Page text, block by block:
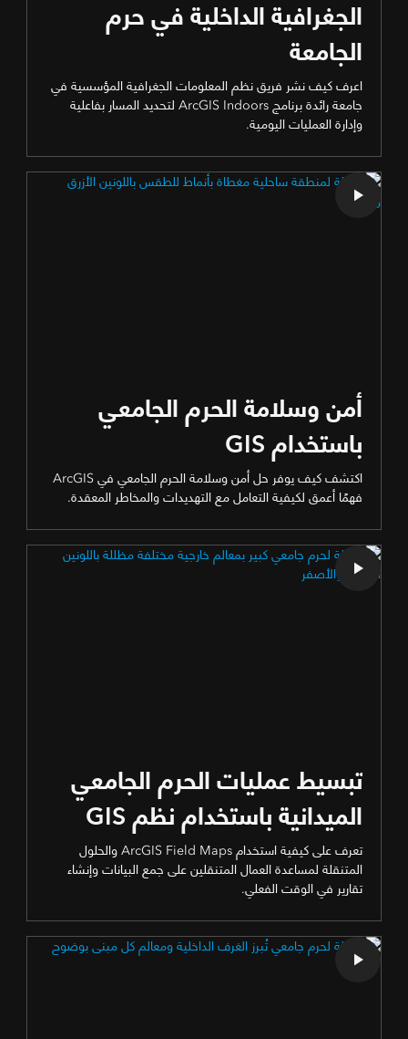
الجغرافية الداخلية في حرم
الجامعة
اعرف كيف نشر فريق نظم المعلومات الجغرافية المؤسسية في
جامعة رائدة برنامج ArcGIS Indoors لتحديد المسار بفاعلية
وإدارة العمليات اليومية.
أمن وسلامة الحرم الجامعي
باستخدام GIS
اكتشف كيف يوفر حل أمن وسلامة الحرم الجامعي في ArcGIS
فهمًا أعمق لكيفية التعامل مع التهديدات والمخاطر المعقدة.
تبسيط عمليات الحرم الجامعي
الميدانية باستخدام نظم GIS
تعرف على كيفية استخدام ArcGIS Field Maps والحلول
المتنقلة لمساعدة العمال المتنقلين على جمع البيانات وإنشاء
تقارير في الوقت الفعلي.